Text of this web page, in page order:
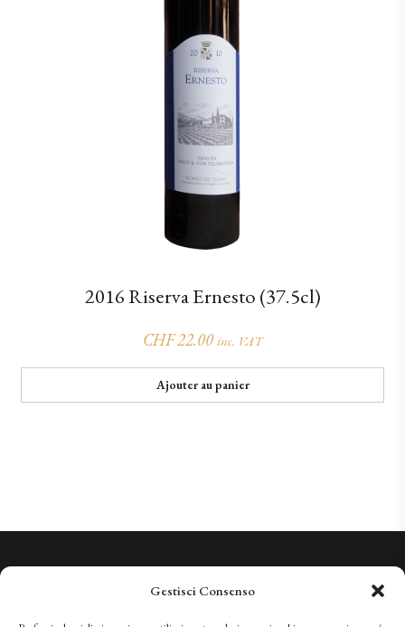
Gestisci Consenso
2016 Riserva Ernesto (37.5cl)
CHF22.00 inc. VAT
Ajouter au panier
+41 (0)91 966 28 08
vini@tenutabally.ch